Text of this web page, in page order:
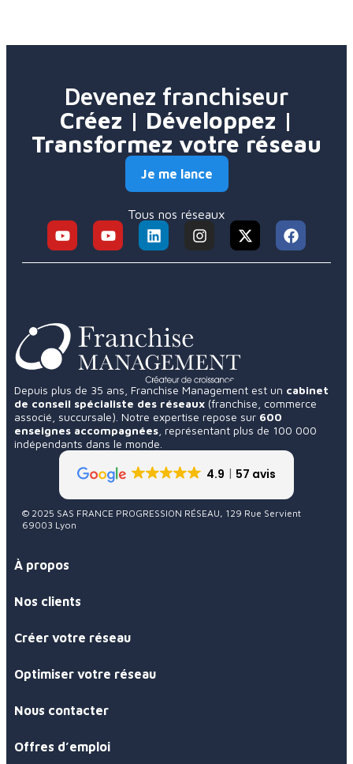
Devenez franchiseur
Créez | Développez |
Transformez votre réseau
Je me lance
Tous nos réseaux
Depuis plus de 35 ans, Franchise Management est un cabinet
de conseil spécialiste des réseaux (franchise, commerce
associé, succursale). Notre expertise repose sur 600
enseignes accompagnées , représentant plus de 100 000
indépendants dans le monde.
4.9 57 avis
© 2025 SAS FRANCE PROGRESSION RÉSEAU, 129 Rue Servient
69003 Lyon
À propos
Nos clients
Créer votre réseau
Optimiser votre réseau
Nous contacter
Offres d’emploi